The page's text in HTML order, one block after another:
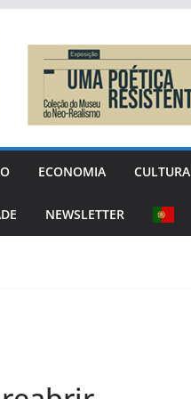
ECONOMIA CULTURA
NEWSLETTER